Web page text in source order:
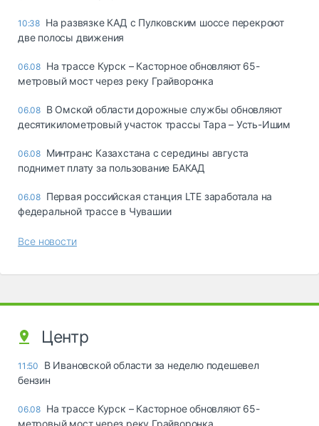
10:38 На развязке КАД с Пулковским шоссе перекроют
две полосы движения
06.08 На трассе Курск – Касторное обновляют 65-
метровый мост через реку Грайворонка
06.08 В Омской области дорожные службы обновляют
десятикилометровый участок трассы Тара – Усть-Ишим
06.08 Минтранс Казахстана с середины августа
поднимет плату за пользование БАКАД
06.08 Первая российская станция LTE заработала на
федеральной трассе в Чувашии
Все новости
Центр
11:50
В Ивановской области за неделю подешевел
бензин
06.08 На трассе Курск – Касторное обновляют 65-
метровый мост через реку Грайворонка